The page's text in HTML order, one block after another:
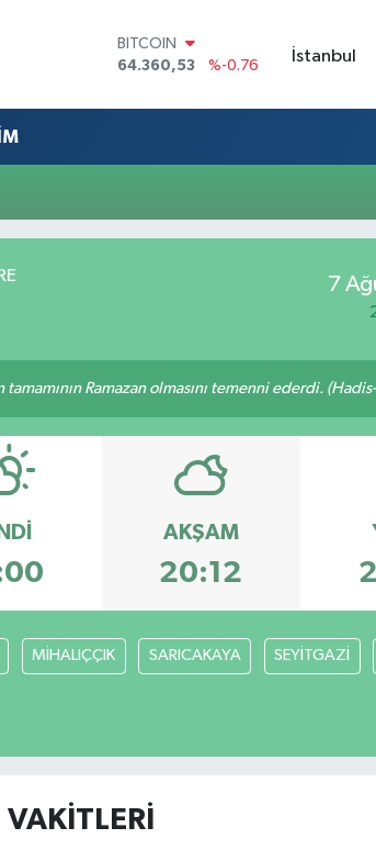
BITCOIN
64.360,53
%-0.76
47,7069
%0.17
GRAM ALTIN
6574.81
%1.44
İstanbul
7
Ramazan olmasını temenni ederdi.
AKŞAM
20:12
MİHALIÇÇIK SARICAKAYA SEYİTGAZİ